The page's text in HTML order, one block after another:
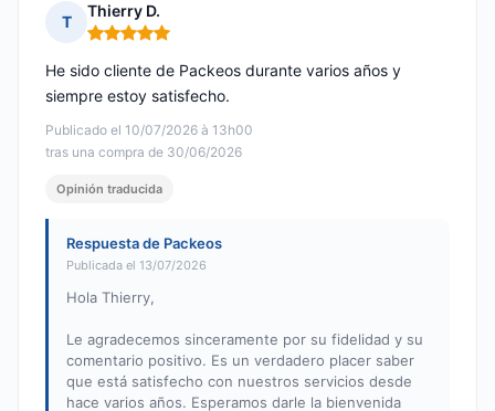
T
Thierry D.
Nota: 5 de 5
Publicado el 10/07/2026 à 13h00
tras una compra de 30/06/2026
He sido cliente de Packeos durante varios años y
siempre estoy satisfecho.
Opinión traducida
Respuesta de Packeos
Publicada el 13/07/2026
Hola Thierry,
Le agradecemos sinceramente por su fidelidad y su
comentario positivo. Es un verdadero placer saber
que está satisfecho con nuestros servicios desde
hace varios años. Esperamos darle la bienvenida